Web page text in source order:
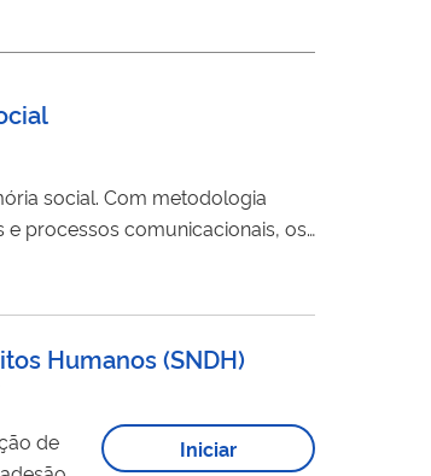
social. Com metodologia
processos comunicacionais, os
Memória valorizam o
Humanos(SNDH)
de
Iniciar